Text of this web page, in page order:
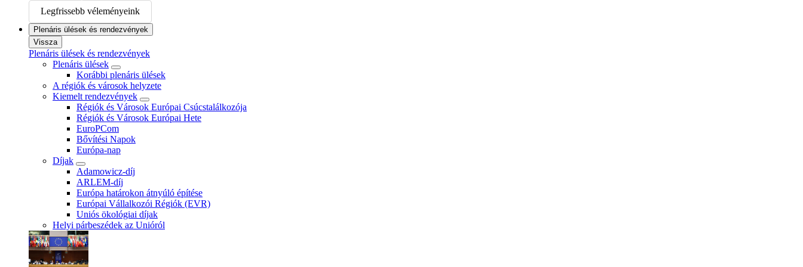
Legfrissebb véleményeink
Plenáris ülések és rendezvények
Vissza
Plenáris ülések és rendezvények
Plenáris ülések
Korábbi plenáris ülések
A régiók és városok helyzete
Kiemelt rendezvények
Régiók és Városok Európai Csúcstalálkozója
Régiók és Városok Európai Hete
EuroPCom
Bővítési Napok
Európa-nap
Díjak
Adamowicz-díj
ARLEM-díj
Európa határokon átnyúló építése
Európai Vállalkozói Régiók (EVR)
Uniós ökológiai díjak
Helyi párbeszédek az Unióról